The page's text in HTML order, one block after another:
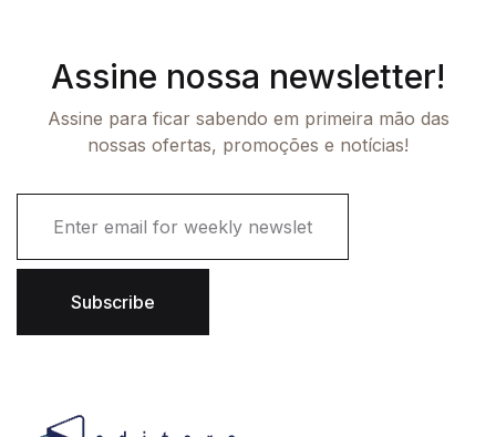
Assine nossa newsletter!
Assine para ficar sabendo em primeira mão das
nossas ofertas, promoções e notícias!
i
Subscribe